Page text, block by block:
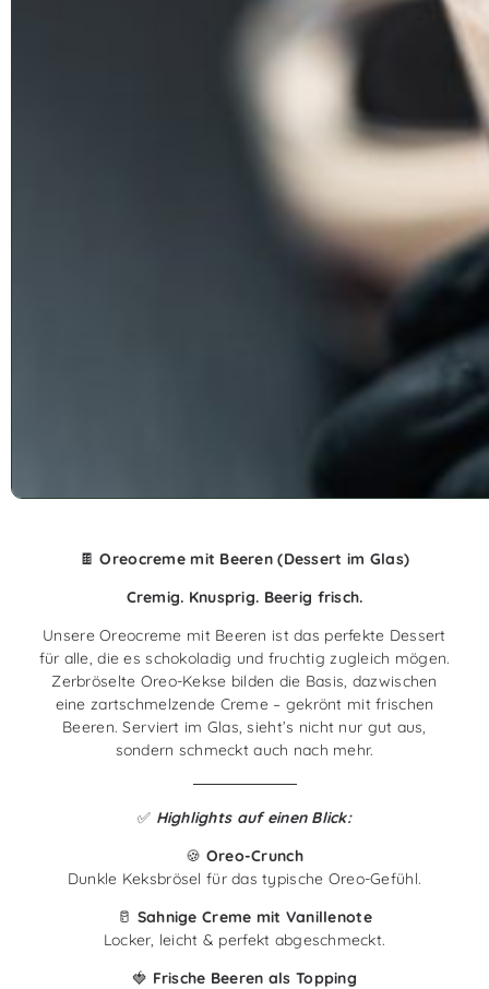
🍫 Oreocreme mit Beeren (Dessert im Glas)
Cremig. Knusprig. Beerig frisch.
Unsere Oreocreme mit Beeren ist das perfekte Dessert
für alle, die es schokoladig und fruchtig zugleich mögen.
Zerbröselte Oreo-Kekse bilden die Basis, dazwischen
eine zartschmelzende Creme – gekrönt mit frischen
Beeren. Serviert im Glas, sieht’s nicht nur gut aus,
sondern schmeckt auch nach mehr.
✅ Highlights auf einen Blick:
🍪 Oreo-Crunch
Dunkle Keksbrösel für das typische Oreo-Gefühl.
🥛 Sahnige Creme mit Vanillenote
Locker, leicht & perfekt abgeschmeckt.
🍓 Frische Beeren als Topping